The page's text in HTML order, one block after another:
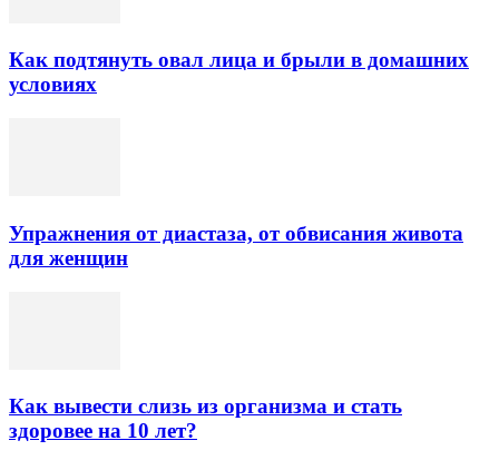
Как подтянуть овал лица и брыли в домашних
условиях
Упражнения от диастаза, от обвисания живота
для женщин
Как вывести слизь из организма и стать
здоровее на 10 лет?